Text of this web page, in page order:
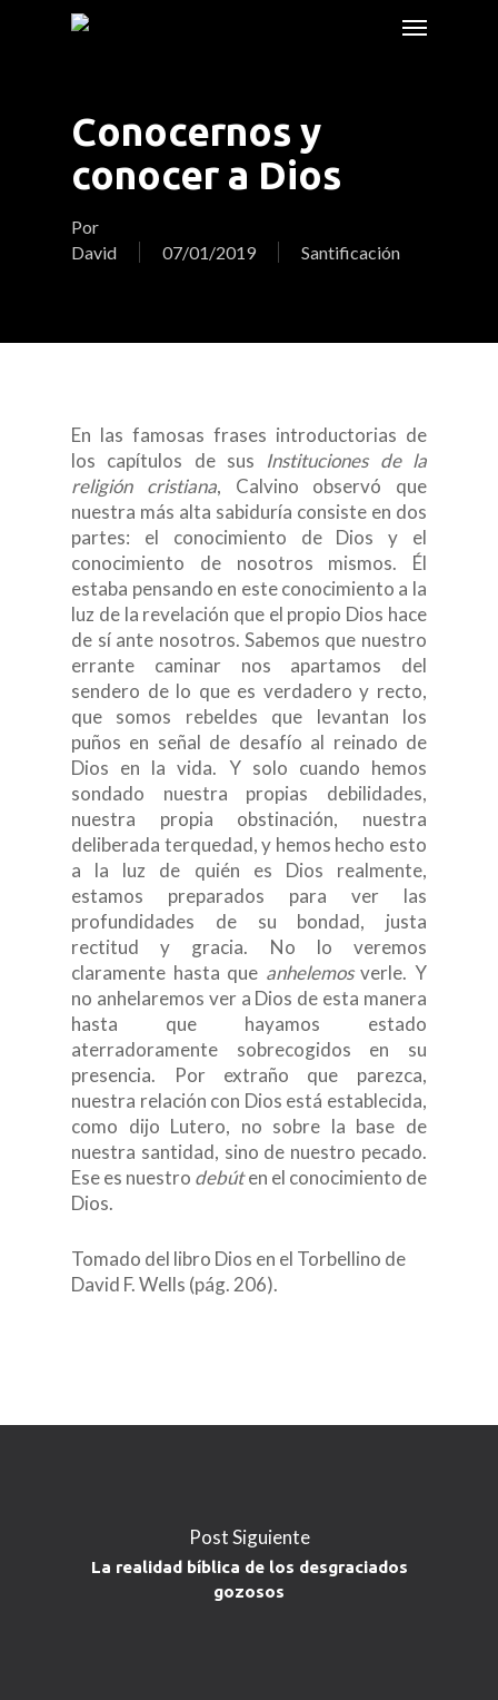
Menu
Conocernos y
conocer a Dios
Por
David
07/01/2019 Santificación
En las famosas frases introductorias de
los capítulos de sus Instituciones de la
religión cristiana, Calvino observó que
nuestra más alta sabiduría consiste en dos
partes: el conocimiento de Dios y el
conocimiento de nosotros mismos. Él
estaba pensando en este conocimiento a la
luz de la revelación que el propio Dios hace
de sí ante nosotros. Sabemos que nuestro
errante caminar nos apartamos del
sendero de lo que es verdadero y recto,
que somos rebeldes que levantan los
puños en señal de desafío al reinado de
Dios en la vida. Y solo cuando hemos
sondado nuestra propias debilidades,
nuestra propia obstinación, nuestra
deliberada terquedad, y hemos hecho esto
a la luz de quién es Dios realmente,
estamos preparados para ver las
profundidades de su bondad, justa
rectitud y gracia. No lo veremos
claramente hasta que anhelemosverle. Y
no anhelaremos ver a Dios de esta manera
hasta que hayamos estado
aterradoramente sobrecogidos en su
presencia. Por extraño que parezca,
nuestra relación con Dios está establecida,
como dijo Lutero, no sobre la base de
nuestra santidad, sino de nuestro pecado.
Ese es nuestro debúten el conocimiento de
Dios.
Tomado del libro Dios en el Torbellino de
David F. Wells (pág. 206).
Post Siguiente
La realidad bíblica de los desgraciados
gozosos